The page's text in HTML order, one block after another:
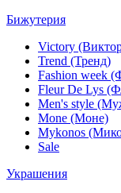
Бижутерия
Victory
Trend (Тренд)
Fashion week
Fleur De Lys
Men's style
Mone (Моне)
Mykonos
Sale
Украшения